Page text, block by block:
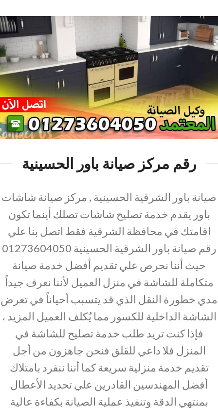
رقم مركز صيانة باور الحسينية
صيانة باور الشرقية الحسينية , مركز صيانة شاشات
باور يقدم خدمة تصليح شاشات تصلك أينما تكون
اقامتك في محافظة الشرقية فقط اتصل بنا علي
رقم صيانة باور الشرقية الحسينية 01273604050
حيث أننا نحرص علي تقديم أفضل خدمة صيانة
متكاملة للشاشة في منزل العميل لأننا نعرف جيداً
مدي خطورة النقل الذي قد يتسبب أحياناً في تعرض
الشاشة الداخلية للكسور مما يُكلف العميل المزيد ،
فإذا كنت تريد طلب خدمة تصليح للشاشة في
المنزل فلا داعي للقلق فنحن جاهزون من أجل
تقديم خدمة منزلية سريعة كما أننا ننفرد بامتلاك
أفضل المهندسين القادرين علي تحديد الأعطال
بمنتهي الدقة وتنفيذ عملية الصيانة بكفاءة عالية